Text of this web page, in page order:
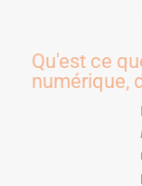
Qu'est ce
numérique,